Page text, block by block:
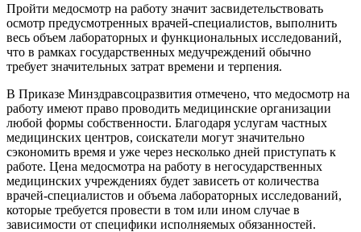
Пройти медосмотр на работу значит засвидетельствовать
осмотр предусмотренных врачей-специалистов, выполнить
весь объем лабораторных и функциональных исследований,
что в рамках государственных медучреждений обычно
требует значительных затрат времени и терпения.
В Приказе Минздравсоцразвития отмечено, что медосмотр на
работу имеют право проводить медицинские организации
любой формы собственности. Благодаря услугам частных
медицинских центров, соискатели могут значительно
сэкономить время и уже через несколько дней приступать к
работе. Цена медосмотра на работу в негосударственных
медицинских учреждениях будет зависеть от количества
врачей-специалистов и объема лабораторных исследований,
которые требуется провести в том или ином случае в
зависимости от специфики исполняемых обязанностей.